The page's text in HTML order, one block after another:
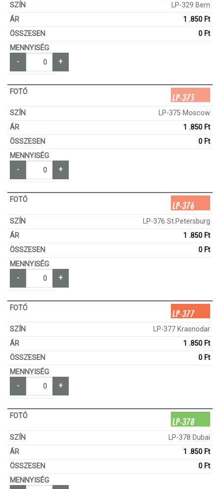
LP-329 Bern
1 .850 Ft
0 Ft
- +
LP-375 Moscow
1 .850 Ft
0 Ft
- +
LP-376 St.Petersburg
1 .850 Ft
0 Ft
- +
LP-377 Krasnodar
1 .850 Ft
0 Ft
- +
LP-378 Dubai
1 .850 Ft
0 Ft